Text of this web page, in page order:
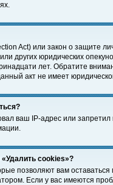
Act) или закон о защите
других юридических
лет. Обратите
акт не имеет
ваш IP-адрес или
cookies»?
позволяют вам
Если у вас имеются